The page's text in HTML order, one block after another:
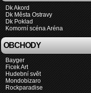
Dk Akord
Dk Města Ostravy
Dk Poklad
Komorní scéna Aréna
OBCHODY
Bayger
Ficek Art
Hudební svět
Mondobizaro
Rockparadise